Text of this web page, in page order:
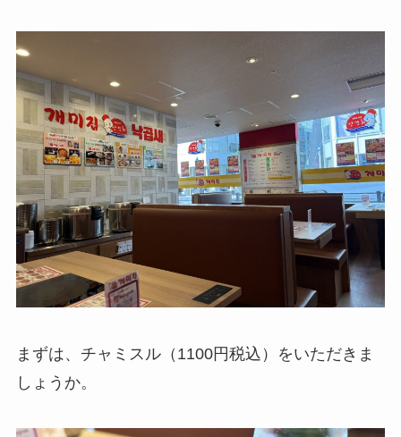
まずは、チャミスル（1100円税込）をいただきま
しょうか。